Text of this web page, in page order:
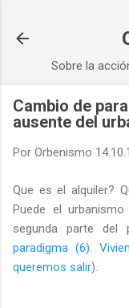
Sobre la
Cambio de
ausente del
Por Orbenismo
Que es el alquiler?
Puede el
segunda parte del
paradigma (6):
queremos salir).